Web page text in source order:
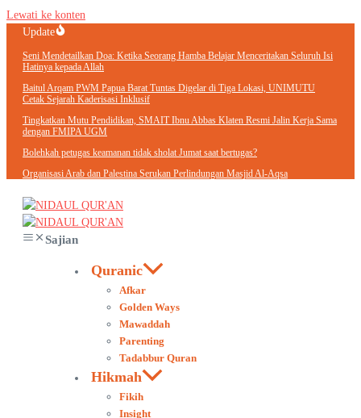
Lewati ke konten
Update
Seni Mendetailkan Doa: Ketika Seorang Hamba Belajar Menceritakan Seluruh Isi
Hatinya kepada Allah
Baitul Arqam PWM Papua Barat Tuntas Digelar di Tiga Lokasi, UNIMUTU
Cetak Sejarah Kaderisasi Inklusif
Tingkatkan Mutu Pendidikan, SMAIT Ibnu Abbas Klaten Resmi Jalin Kerja Sama
dengan FMIPA UGM
Bolehkah petugas keamanan tidak sholat Jumat saat bertugas?
Organisasi Arab dan Palestina Serukan Perlindungan Masjid Al-Aqsa
Sajian
Quranic
Afkar
Golden Ways
Mawaddah
Parenting
Tadabbur Quran
Hikmah
Fikih
Insight